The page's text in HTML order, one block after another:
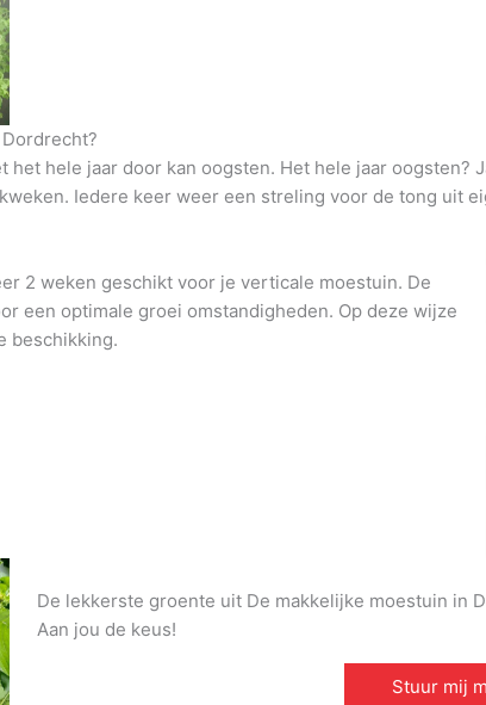
hele jaar door kan oogsten. Het hele jaar
Iedere keer weer een streling voor de tong uit
2 weken geschikt voor je verticale moestuin. De
een optimale groei omstandigheden. Op deze wijze
beschikking.
De lekkerste groente uit De makkelijke moestuin in
Aan jou de keus!
Stuur mij